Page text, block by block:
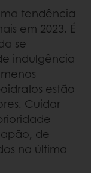
tendência
em 2023. É
se
indulgência
estão
Cuidar
de
na última